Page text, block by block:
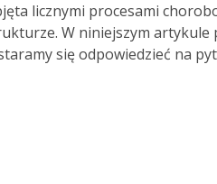
licznymi procesami
W niniejszym
się odpowiedzieć na